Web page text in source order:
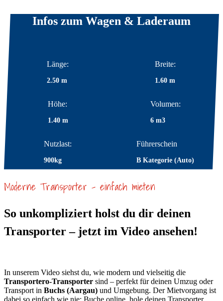
Infos zum Wagen & Laderaum
Länge:
2.50 m
Breite:
1.60 m
Höhe:
1.40 m
Volumen:
6 m3
Nutzlast:
900kg
Führerschein
B Kategorie (Auto)
Moderne Transporter – einfach mieten
So unkompliziert holst du dir deinen
Transporter – jetzt im Video ansehen!
In unserem Video siehst du, wie modern und vielseitig die
Transportero-Transporter sind – perfekt für deinen Umzug oder
Transport in Buchs (Aargau) und Umgebung. Der Mietvorgang ist
dabei so einfach wie nie: Buche online, hole deinen Transporter